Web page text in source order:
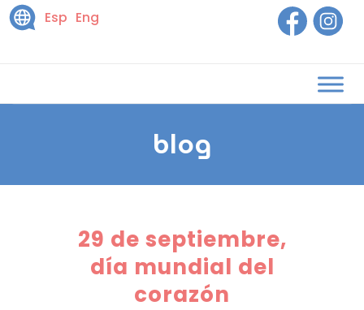
Esp Eng
blog
29 de septiembre,
día mundial del
corazón